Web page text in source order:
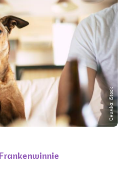
Снимка: iStock